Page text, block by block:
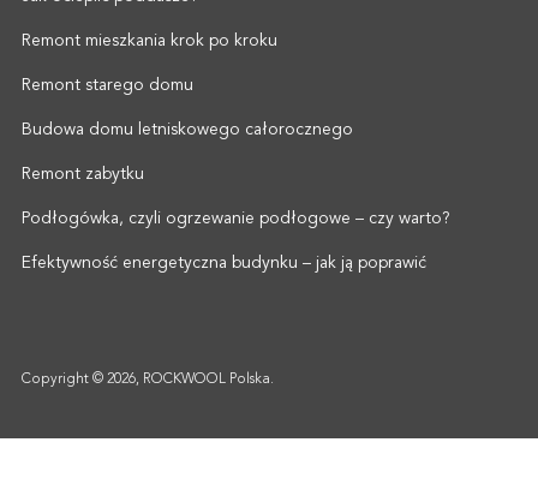
Remont mieszkania krok po kroku
Remont starego domu
Budowa domu letniskowego całorocznego
Remont zabytku
Podłogówka, czyli ogrzewanie podłogowe – czy warto?
Efektywność energetyczna budynku – jak ją poprawić
Copyright © 2026, ROCKWOOL Polska.